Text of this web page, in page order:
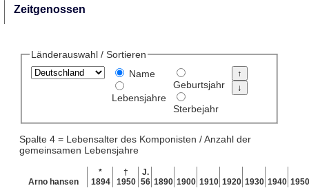
Zeitgenossen
Länderauswahl / Sortieren
Name
Lebensjahre
Geburtsjahr
Sterbejahr
Spalte 4 = Lebensalter des Komponisten / Anzahl der
gemeinsamen Lebensjahre
Arno hansen
*
1894
†
1950
J.
56 1890 1900 1910 1920 1930 1940 1950